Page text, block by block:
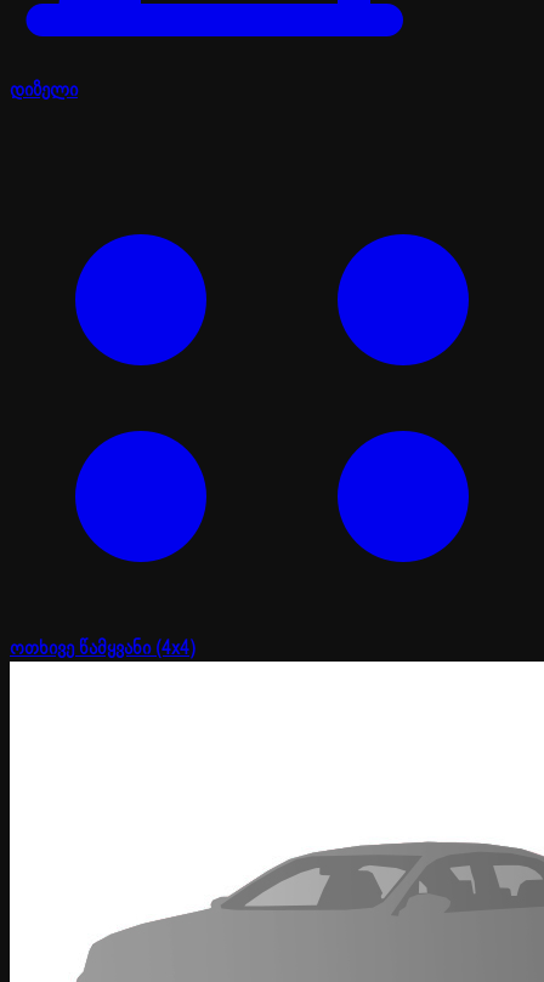
დიზელი
ოთხივე წამყვანი (4x4)